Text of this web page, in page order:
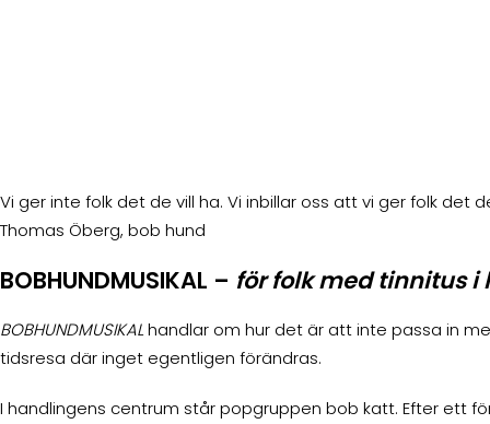
Vi ger inte folk det de vill ha. Vi inbillar oss att vi ger folk det
Thomas Öberg, bob hund
BOBHUNDMUSIKAL – för folk med tinnitus i
BOBHUNDMUSIKALhandlar om hur det är att inte passa in
tidsresa där inget egentligen förändras.
I handlingens centrum står popgruppen bob katt. Efter ett